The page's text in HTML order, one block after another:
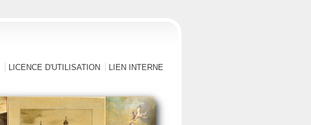
LICENCE D'UTILISATION LIEN INTERNE